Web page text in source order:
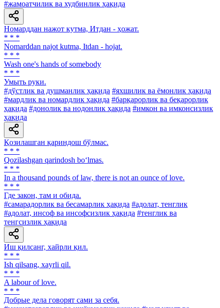
#жамоатчилик ва худбинлик ҳақида
Номарддан нажот кутма, Итдан - ҳожат.
* * *
Nomarddan najot kutma, Itdan - hojat.
* * *
Wash one's hands of somebody
* * *
Умыть руки.
#дўстлик ва душманлик ҳақида #яхшилик ва ёмонлик ҳақида
#мардлик ва номардлик ҳақида #барқарорлик ва беқарорлик
ҳақида #донолик ва нодонлик ҳақида #имкон ва имконсизлик
ҳақида
Қозилашган қариндош бўлмас.
* * *
Qozilashgan qarindosh bo‘lmas.
* * *
In a thousand pounds of law, there is not an ounce of love.
* * *
Где закон, там и обида.
#самарадорлик ва бесамарлик ҳақида #адолат, тенглик
#адолат, инсоф ва инсофсизлик ҳақида #тенглик ва
тенгсизлик ҳақида
Иш қилсанг, хайрли қил.
* * *
Ish qilsang, xayrli qil.
* * *
A labour of love.
* * *
Добрые дела говорят сами за себя.